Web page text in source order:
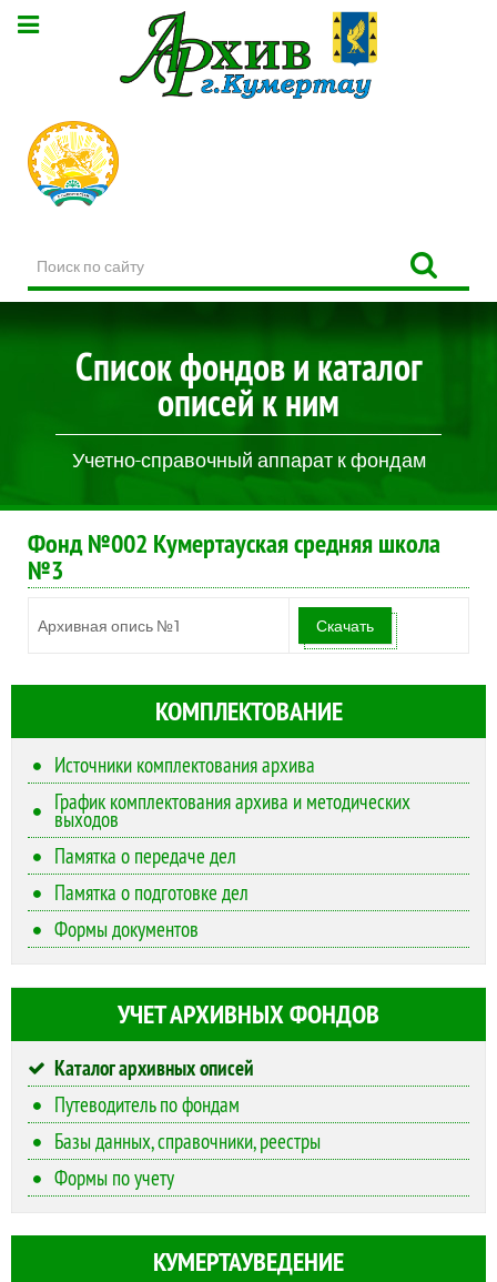
по
сайту
Список фондов и каталог
описей к ним
Учетно-справочный аппарат к фондам
Фонд №002 Кумертауская средняя школа
№3
Архивная опись №1 Скачать
КОМПЛЕКТОВАНИЕ
Источники комплектования архива
График комплектования архива и методических
выходов
Памятка о передаче дел
Памятка о подготовке дел
Формы документов
УЧЕТ АРХИВНЫХ ФОНДОВ
Каталог архивных описей
Путеводитель по фондам
Базы данных, справочники, реестры
Формы по учету
КУМЕРТАУВЕДЕНИЕ